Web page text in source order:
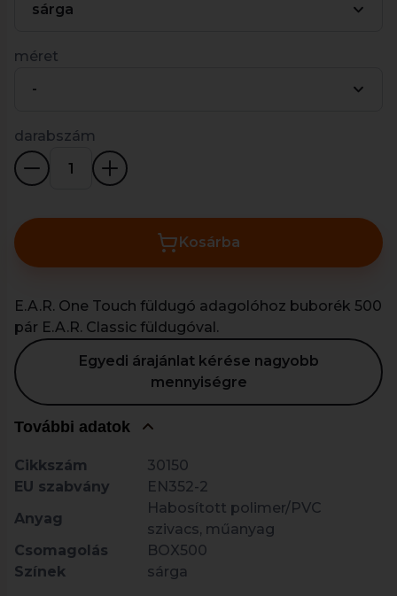
sárga
méret
-
darabszám
Kosárba
E.A.R. One Touch füldugó adagolóhoz buborék 500
pár E.A.R. Classic füldugóval.
Egyedi árajánlat kérése nagyobb
mennyiségre
További adatok
Cikkszám
30150
EU szabvány
EN352-2
Anyag
Habosított polimer/PVC
szivacs, műanyag
Csomagolás
BOX500
Színek
sárga